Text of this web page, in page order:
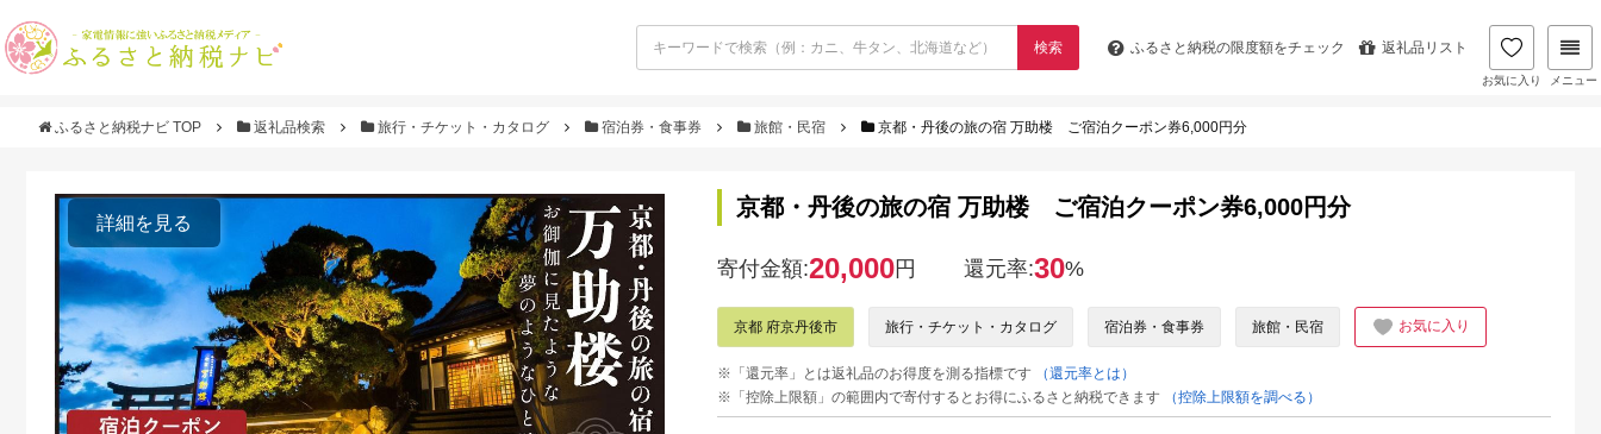
検索 ふるさと納税の限度額をチェック 返礼品リスト
お気に入り メニュー
ふるさと納税ナビ TOP 返礼品検索 旅行・チケット・カタログ 宿泊券・食事券 旅館・民宿 京都・丹後の旅の宿 万助楼 ご宿泊クーポン券6,000円分
詳細を見る
京都・丹後の旅の宿 万助楼 ご宿泊クーポン券6,000円分
寄付金額:20,000円 還元率:30%
京都 府京丹後市 旅行・チケット・カタログ 宿泊券・食事券 旅館・民宿 お気に入り
※「還元率」とは返礼品のお得度を測る指標です
（還元率とは）
※「控除上限額」の範囲内で寄付するとお得にふるさと納税できます
（控除上限額を調べる）